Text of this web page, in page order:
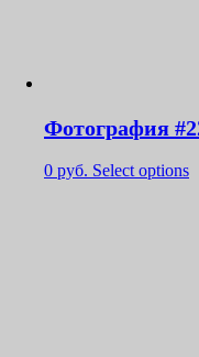
Фотография
0 руб. Select options